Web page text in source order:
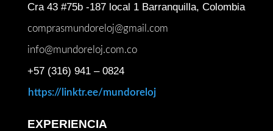
Cra 43 #75b -187 local 1 Barranquilla, Colombia
comprasmundoreloj@gmail.com
info@mundoreloj.com.co
+57 (316) 941 – 0824
https://linktr.ee/mundoreloj
EXPERIENCIA